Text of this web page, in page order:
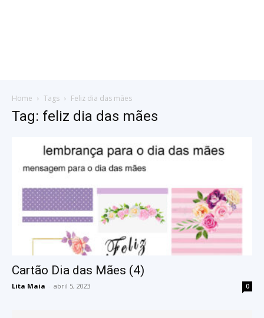
Home Tags Feliz dia das mães
Tag: feliz dia das mães
Cartão Dia das Mães (4)
Lita Maia - abril 5, 2023 0